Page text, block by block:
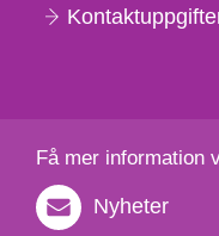
Få mer information
Nyheter